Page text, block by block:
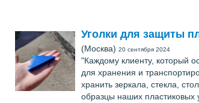
Уголки для защиты
(Москва) 20 сентября 2024
"Каждому клиенту, который
для хранения и
хранить зеркала, стекла,
образцы наших пластиковых